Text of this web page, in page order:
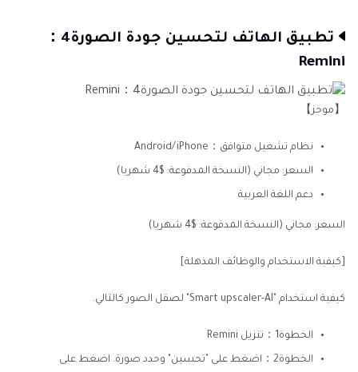
تطبيق الهاتف لتحسين جودة الصورة4：
Remini
【موجز】
نظام تشغيل متوافق：Android/iPhone
السعر: مجاني (النسخة المدفوعة: $4 شهريا)
دعم اللغة العربية
السعر: مجاني (النسخة المدفوعة: $4 شهريا)
[كيفية الاستخدام والوظائف المذهلة]
كيفية استخدام "Smart upscaler-AI" لصقل الصور كالتالي.
الخطوة1：تنزيل Remini
الخطوة2：اضغط على "تحسين" وحدد صورة. اضغط على